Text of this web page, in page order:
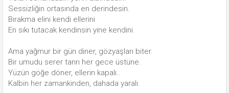
Sessizliğin ortasında en derindesin.
Bırakma elini kendi ellerini
En sıkı tutacak kendinsin yine kendini.
Ama yağmur bir gün diner, gözyaşları biter.
Bir umudu serer tanrı her gece üstüne.
Yüzün göğe döner, ellerin kapalı..
Kalbin her zamankinden, dahada yaralı.